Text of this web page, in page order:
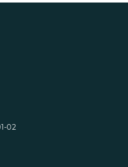
02